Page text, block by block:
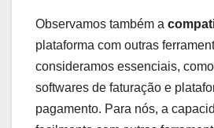
Observamos também a
plataforma com outras
consideramos essenciais,
softwares de faturação e
pagamento. Para nós, a